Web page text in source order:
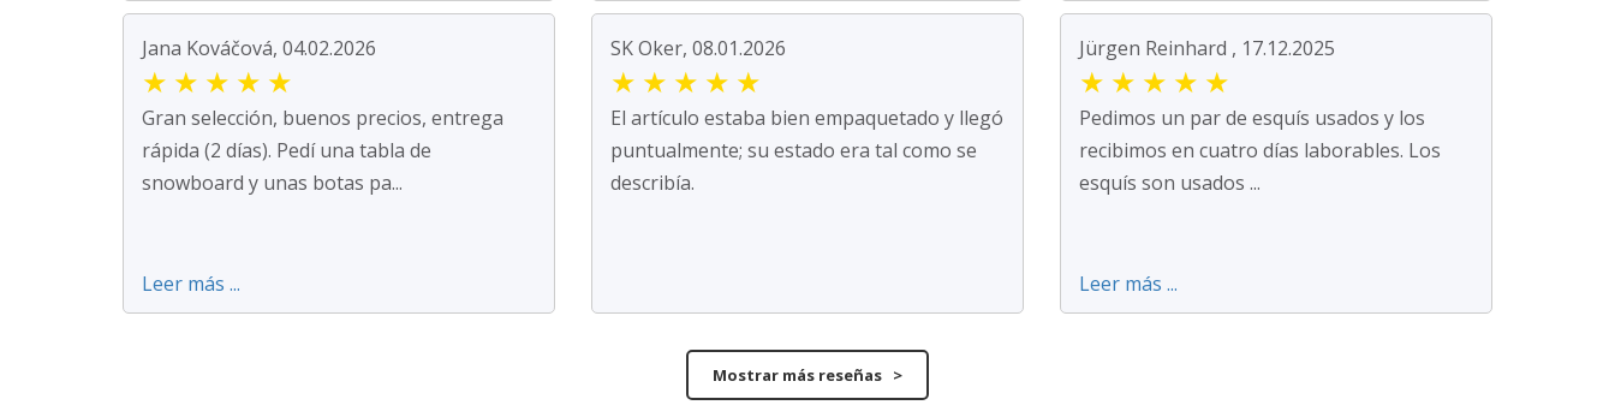
Jana Kováčová, 04.02.2026
★ ★ ★ ★ ★
Gran selección, buenos precios, entrega
rápida (2 días). Pedí una tabla de
snowboard y unas botas pa...
Leer más ...
SK Oker, 08.01.2026
★ ★ ★ ★ ★
El artículo estaba bien empaquetado y llegó
puntualmente; su estado era tal como se
describía.
Jürgen Reinhard , 17.12.2025
★ ★ ★ ★ ★
Pedimos un par de esquís usados y los
recibimos en cuatro días laborables. Los
esquís son usados ...
Leer más ...
Mostrar más reseñas >